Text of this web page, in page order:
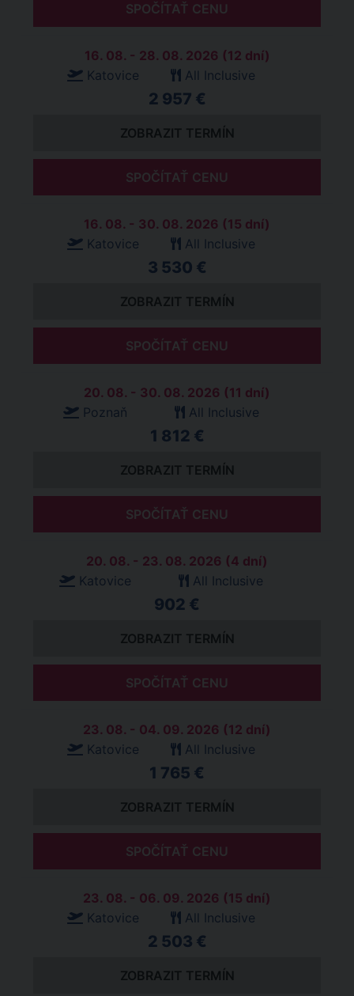
SPOČÍTAŤ CENU
16. 08. - 28. 08. 2026 (12 dní)
Katovice
All Inclusive
2 957 €
ZOBRAZIT TERMÍN
SPOČÍTAŤ CENU
16. 08. - 30. 08. 2026 (15 dní)
Katovice
All Inclusive
3 530 €
ZOBRAZIT TERMÍN
SPOČÍTAŤ CENU
20. 08. - 30. 08. 2026 (11 dní)
Poznaň
All Inclusive
1 812 €
ZOBRAZIT TERMÍN
SPOČÍTAŤ CENU
20. 08. - 23. 08. 2026 (4 dní)
Katovice
All Inclusive
902 €
ZOBRAZIT TERMÍN
SPOČÍTAŤ CENU
23. 08. - 04. 09. 2026 (12 dní)
Katovice
All Inclusive
1 765 €
ZOBRAZIT TERMÍN
SPOČÍTAŤ CENU
23. 08. - 06. 09. 2026 (15 dní)
Katovice
All Inclusive
2 503 €
ZOBRAZIT TERMÍN